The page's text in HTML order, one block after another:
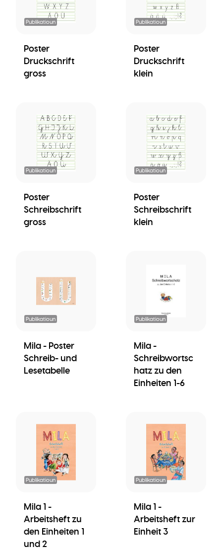
Publikatioun
Poster
Druckschrift
gross
Publikatioun
Poster
Druckschrift
klein
Publikatioun
Poster
Schreibschrift
gross
Publikatioun
Poster
Schreibschrift
klein
Publikatioun
Mila - Poster
Schreib- und
Lesetabelle
Publikatioun
Mila -
Schreibwortsc
hatz zu den
Einheiten 1-6
Publikatioun
Mila 1 -
Arbeitsheft zu
den Einheiten 1
und 2
Publikatioun
Mila 1 -
Arbeitsheft zur
Einheit 3